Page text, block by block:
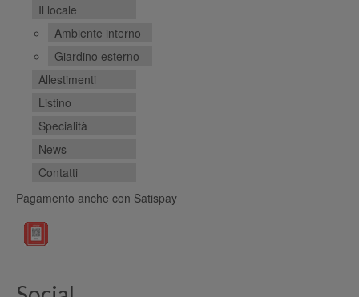
Il locale
Ambiente interno
Giardino esterno
Allestimenti
Listino
Specialità
News
Contatti
Pagamento anche con Satispay